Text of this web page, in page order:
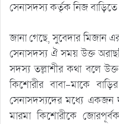
সেনাসদস্য কর্তৃক নিজ বাড়িতে
জানা গেছে, সুবেদার মিজান
সেনাসদস্য ঐ সময় উক্ত
সদস্য তল্লাশীর কথা বলে
কিশোরীর বাবা-মাকে
সেনাসদস্যদের মধ্যে একজন
মারমা কিশোরীকে